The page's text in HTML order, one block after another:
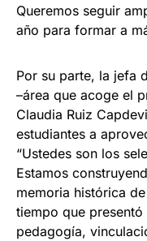
Queremos seguir
año para formar a
Por su parte, la jefa
–área que acoge el
Claudia Ruiz
estudiantes a
“Ustedes son los
Estamos
memoria histórica
tiempo que
pedagogía,